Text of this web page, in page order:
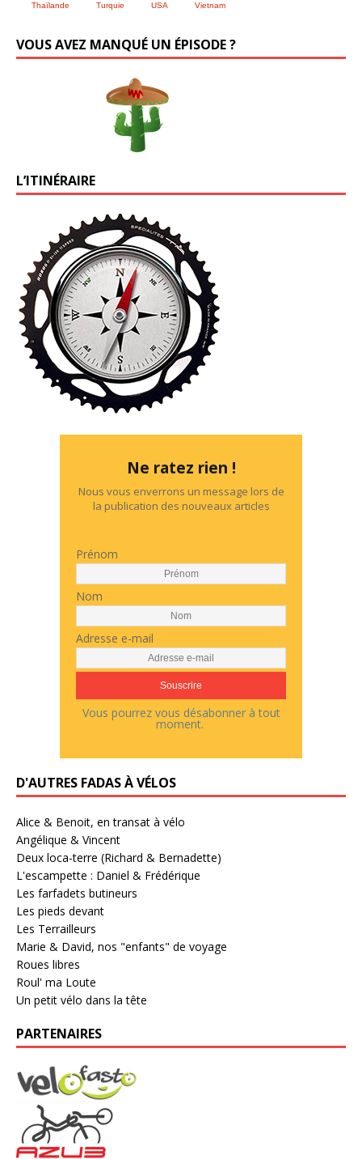
Thaïlande Turquie USA Vietnam
VOUS AVEZ MANQUÉ UN ÉPISODE ?
L’ITINÉRAIRE
Ne ratez rien !
Nous vous enverrons un message lors de
la publication des nouveaux articles
Prénom
Nom
Adresse e-mail
Vous pourrez vous désabonner à tout
moment.
D'AUTRES FADAS À VÉLOS
Alice & Benoit, en transat à vélo
Angélique & Vincent
Deux loca-terre (Richard & Bernadette)
L'escampette : Daniel & Frédérique
Les farfadets butineurs
Les pieds devant
Les Terrailleurs
Marie & David, nos "enfants" de voyage
Roues libres
Roul' ma Loute
Un petit vélo dans la tête
PARTENAIRES